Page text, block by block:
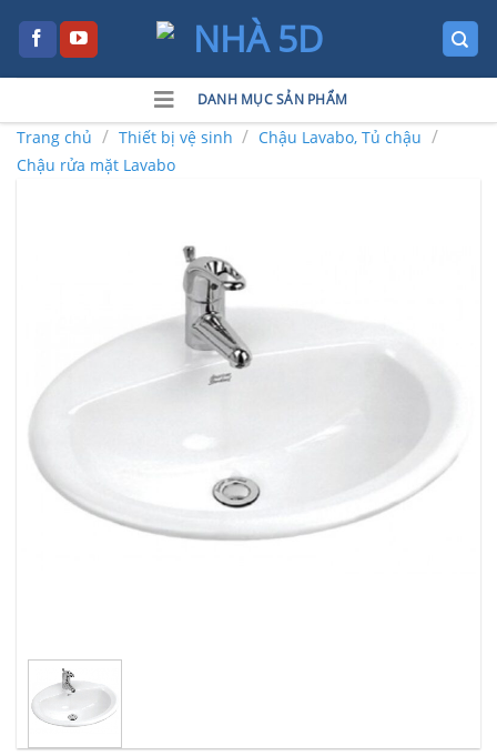
DANH MỤC SẢN PHẨM
Trang chủ / Thiết bị vệ sinh / Chậu Lavabo, Tủ chậu /
Chậu rửa mặt Lavabo